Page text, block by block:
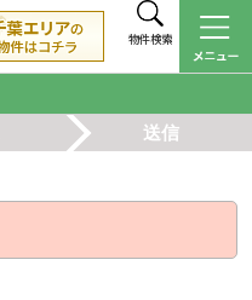
物件検索
送信